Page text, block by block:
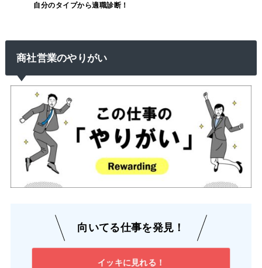
自分のタイプから適職診断！
商社営業のやりがい
向いてる仕事を発見！
イッキに見れる！